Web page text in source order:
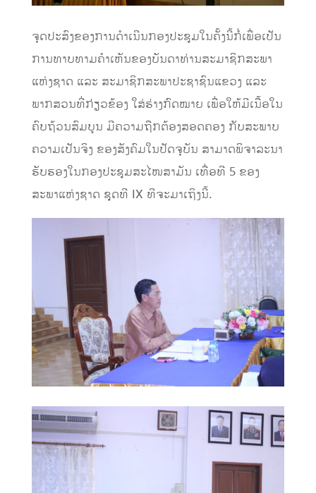
ຈຸດປະສົງຂອງການດໍາເນີນກອງປະຊຸມໃນຄັ້ງນີ້ກໍ່ເພື່ອເປັນ
ການທາບທາມຄໍາເຫັນຂອງບັນດາທ່ານສະມາຊິກສະພາ
ແຫ່ງຊາດ ແລະ ສະມາຊິກສະພາປະຊາຊົນແຂວງ ແລະ
ພາກສວນທີ່ກ່ຽວຂ້ອງ ໃສ່ຮ່າງກົດໝາຍ ເພື່ອໃຫ້ມີເນື້ອໃນ
ຄົບຖ້ວນສົມບູນ ມີຄວາມຖືກຕ້ອງສອດຄອງ ກັບສະພາບ
ຄວາມເປັນຈິງ ຂອງສັງຄົມໃນປັດຈຸບັນ ສາມາດພິຈາລະນາ
ຮັບຮອງໃນກອງປະຊຸມສະໄໜສາມັນ ເທື່ອທີ 5 ຂອງ
ສະພາແຫ່ງຊາດ ຊຸດທີ IX ທີຈະມາເຖິງນີ້.